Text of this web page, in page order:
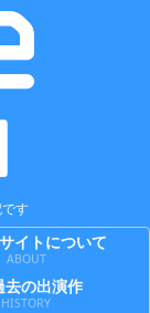
す
イトについて
ABOUT
の出演作
HISTORY